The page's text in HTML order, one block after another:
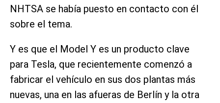
NHTSA se había puesto en contacto con él
sobre el tema.
Y es que el Model Y es un producto clave
para Tesla, que recientemente comenzó a
fabricar el vehículo en sus dos plantas más
nuevas, una en las afueras de Berlín y la otra